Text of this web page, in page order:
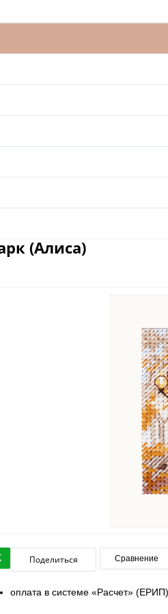
(Алиса)
Поделиться Сравнение
оплата в системе «Расчет» (ЕРИП)